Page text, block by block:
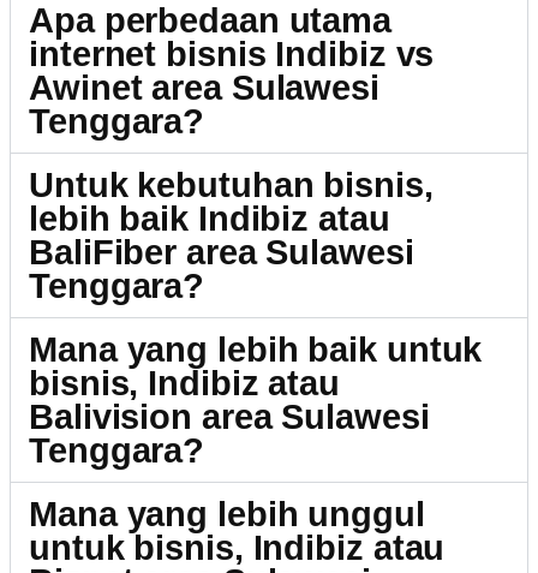
Apa perbedaan utama
internet bisnis Indibiz vs
Awinet area Sulawesi
Tenggara?
Untuk kebutuhan bisnis,
lebih baik Indibiz atau
BaliFiber area Sulawesi
Tenggara?
Mana yang lebih baik untuk
bisnis, Indibiz atau
Balivision area Sulawesi
Tenggara?
Mana yang lebih unggul
untuk bisnis, Indibiz atau